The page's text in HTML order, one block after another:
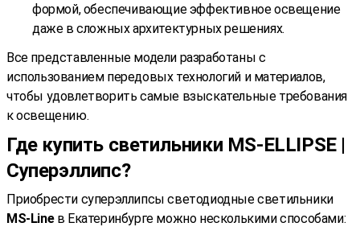
формой, обеспечивающие эффективное освещение
даже в сложных архитектурных решениях.
Все представленные модели разработаны с
использованием передовых технологий и материалов,
чтобы удовлетворить самые взыскательные требования
к освещению.
Где купить светильники MS-ELLIPSE |
Суперэллипс?
Приобрести суперэллипсы светодиодные светильники
MS-Line в Екатеринбурге можно несколькими способами: